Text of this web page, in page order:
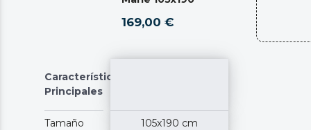
169,00 €
Características
Principales
Tamaño 105x190 cm